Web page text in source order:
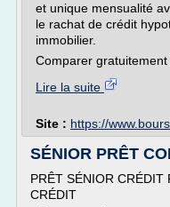
et unique mensualité
le rachat de crédit
immobilier.
Comparer gratuitement
Lire la suite
Site : https://
SÉNIOR PRÊT
PRÊT SÉNIOR CRÉDIT
CRÉDIT